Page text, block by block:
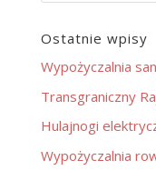
Ostatnie wpisy
Wypożyczalnia
Transgraniczny
Hulajnogi
Wypożyczalnia